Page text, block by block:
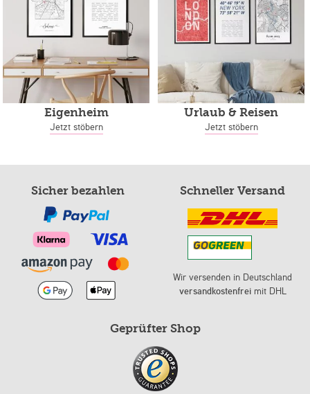
Eigenheim
Jetzt stöbern
Urlaub & Reisen
Jetzt stöbern
Sicher bezahlen Schneller Versand
Wir versenden in Deutschland
versandkostenfreimit DHL
Geprüfter Shop